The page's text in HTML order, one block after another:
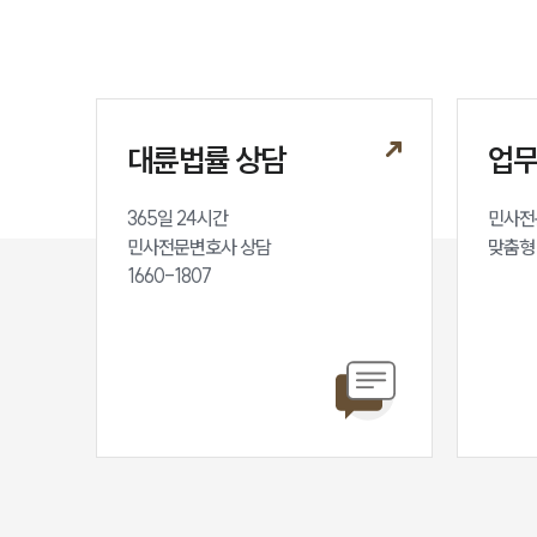
대륜법률 상담
365일 24시간
민사전문변호사 상담
1660-1807
업
민사
맞춤